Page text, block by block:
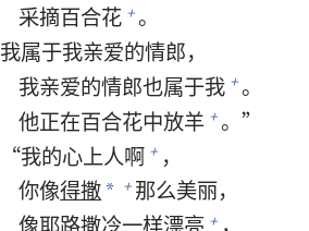
采摘百合花 + 。
我属于我亲爱的情郎，
我亲爱的情郎也属于我 + 。
他正在百合花中放羊 + 。”
“我的心上人啊 + ，
你像得撒* + 那么美丽，
像耶路撒冷一样漂亮 + ，